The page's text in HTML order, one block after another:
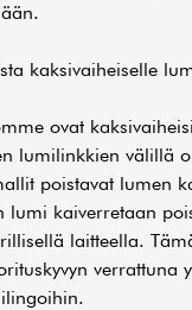
kaksivaiheiselle
ovat
lumilinkkien välillä
poistavat lumen
lumi kaiverretaan
laitteella.
verrattuna